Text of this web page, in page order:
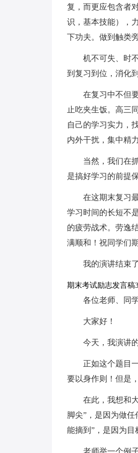
复，而更应包含者
识，基本技能），
下功夫。做到触类
机不可失、时
到复习到位，消化
在复习中不但
止吃夹生饭。高三
自己的学习实力，
内外干扰，集中精
当然，我们在
是搞好学习的前提
在这期末复习
学习时间的长短不
的疲劳战术。劳逸
满顺和！祝同学们
我的演讲结束
期末考试励志发言稿3
各位老师、同
大家好！
今天，我演讲
正如这个题目
要以身作则！但是
在此，我想和
脚尖”，是因为做
能摘到”，是因为目
老师举一个例